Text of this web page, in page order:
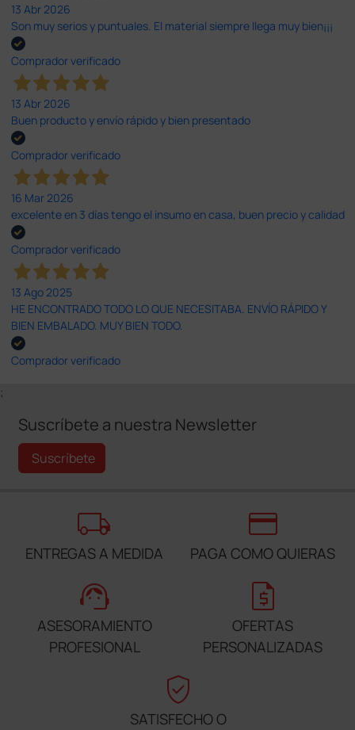
13 Abr 2026
Son muy serios y puntuales. El material siempre llega muy bien¡¡¡
Comprador verificado
13 Abr 2026
Buen producto y envío rápido y bien presentado
Comprador verificado
16 Mar 2026
excelente en 3 días tengo el insumo en casa, buen precio y calidad
Comprador verificado
13 Ago 2025
HE ENCONTRADO TODO LO QUE NECESITABA. ENVÍO RÁPIDO Y
BIEN EMBALADO. MUY BIEN TODO.
Comprador verificado
;
Suscríbete a nuestra Newsletter
Suscríbete
local_shipping
ENTREGAS A MEDIDA
credit_card
PAGA COMO QUIERAS
support_agent
ASESORAMIENTO
PROFESIONAL
request_quote
OFERTAS
PERSONALIZADAS
verified_user
SATISFECHO O